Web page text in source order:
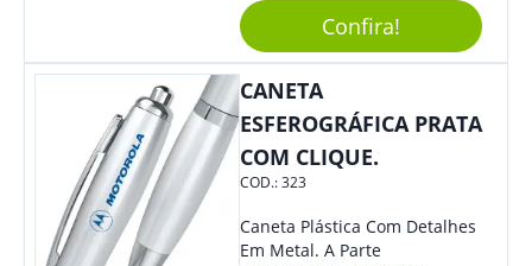
Sua Empresa Em Eventos,
Reuniões Corporativas Ou Até
Mesmo Para Presentear
Colaboradores E Parceiros De
Confira!
CANETA
ESFEROGRÁFICA PRATA
COM CLIQUE.
COD.:323
Caneta Plástica Com Detalhes
Em Metal. A Parte